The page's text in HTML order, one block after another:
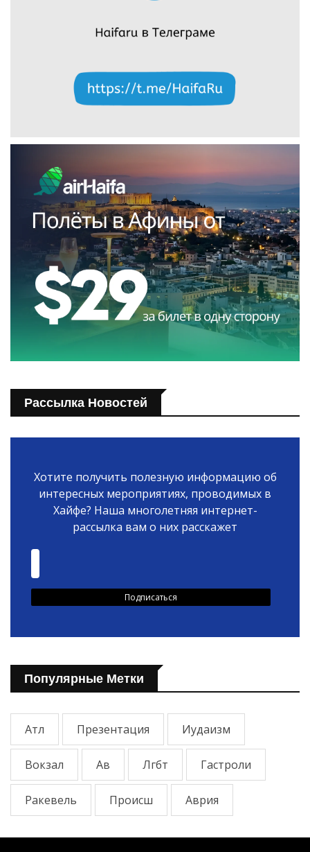
Рассылка Новостей
Хотите получить полезную информацию об
интересных мероприятиях, проводимых в
Хайфе? Наша многолетняя интернет-
рассылка вам о них расскажет
Популярные Метки
Атл Презентация Иудаизм
Вокзал Ав Лгбт Гастроли
Ракевель Происш Аврия